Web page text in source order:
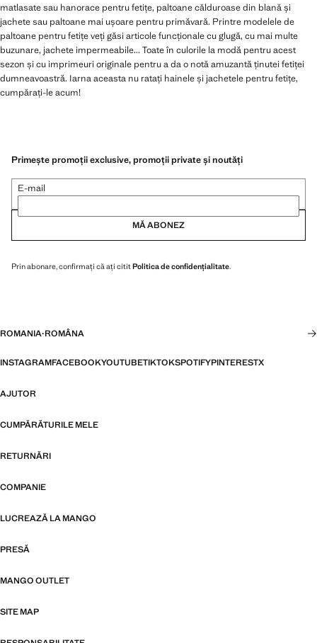
matlasate sau hanorace pentru fetițe, paltoane călduroase din blană și
jachete sau paltoane mai ușoare pentru primăvară. Printre modelele de
paltoane pentru fetițe veți găsi articole funcționale cu glugă, cu mai multe
buzunare, jachete impermeabile... Toate în culorile la modă pentru acest
sezon și cu imprimeuri originale pentru a da o notă amuzantă ținutei fetiței
dumneavoastră. Iarna aceasta nu ratați hainele și jachetele pentru fetițe,
cumpărați-le acum!
Primește promoții exclusive, promoții private și noutăți
E-mail
MĂ ABONEZ
Prin abonare, confirmați că ați cititPolitica de confidențialitate.
ROMANIA·ROMÂNA
INSTAGRAMFACEBOOKYOUTUBETIKTOKSPOTIFYPINTERESTX
AJUTOR
CUMPĂRĂTURILE MELE
RETURNĂRI
COMPANIE
LUCREAZĂ LA MANGO
PRESĂ
MANGO OUTLET
SITE MAP